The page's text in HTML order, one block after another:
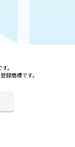
。
録商標です。